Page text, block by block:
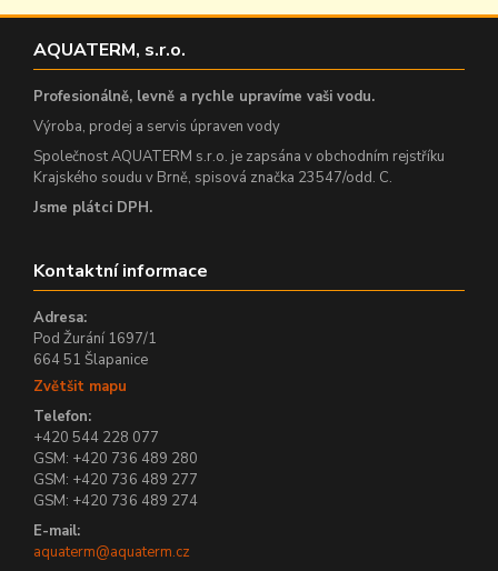
AQUATERM, s.r.o.
Profesionálně, levně a rychle upravíme vaši vodu.
Výroba, prodej a servis úpraven vody
Společnost AQUATERM s.r.o. je zapsána v obchodním rejstříku
Krajského soudu v Brně, spisová značka 23547/odd. C.
Jsme plátci DPH.
Kontaktní informace
Adresa:
Pod Žurání 1697/1
664 51 Šlapanice
Zvětšit mapu
Telefon:
+420 544 228 077
GSM: +420 736 489 280
GSM: +420 736 489 277
GSM: +420 736 489 274
E-mail:
aquaterm@aquaterm.cz